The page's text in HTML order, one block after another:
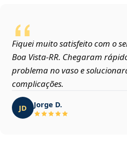
Fiquei muito satisfeito com o
Boa Vista‑RR. Chegaram
problema no vaso e
complicações.
JD Jorge D.